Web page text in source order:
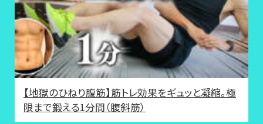
【地獄のひねり腹筋】筋トレ効果をギュッと凝縮。極
限まで鍛える1分間（腹斜筋）